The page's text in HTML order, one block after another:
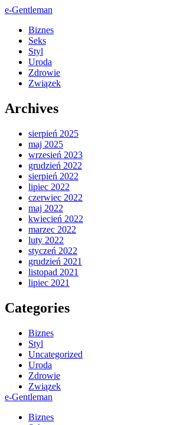
e-Gentleman
Biznes
Seks
Styl
Uroda
Zdrowie
Związek
Archives
sierpień 2025
maj 2025
wrzesień 2023
grudzień 2022
sierpień 2022
lipiec 2022
czerwiec 2022
maj 2022
kwiecień 2022
marzec 2022
luty 2022
styczeń 2022
grudzień 2021
listopad 2021
lipiec 2021
Categories
Biznes
Styl
Uncategorized
Uroda
Zdrowie
Związek
e-Gentleman
Biznes